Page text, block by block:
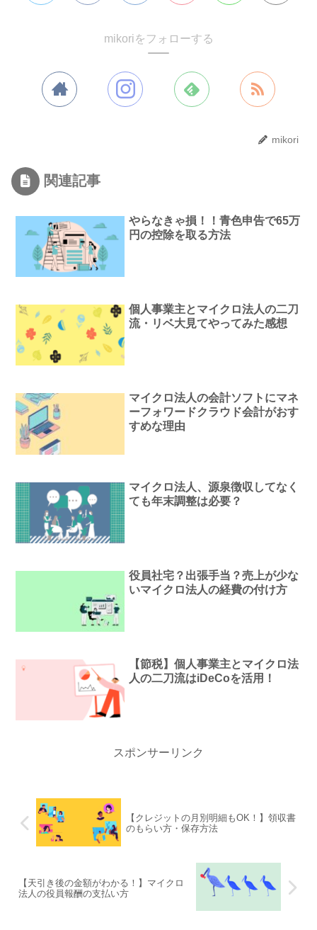
mikoriをフォローする
mikori
関連記事
やらなきゃ損！！青色申告で65万
円の控除を取る方法
個人事業主とマイクロ法人の二刀
流・リベ大見てやってみた感想
マイクロ法人の会計ソフトにマネ
ーフォワードクラウド会計がおす
すめな理由
マイクロ法人、源泉徴収してなく
ても年末調整は必要？
役員社宅？出張手当？売上が少な
いマイクロ法人の経費の付け方
【節税】個人事業主とマイクロ法
人の二刀流はiDeCoを活用！
スポンサーリンク
【クレジットの月別明細もOK！】領収書
のもらい方・保存方法
【天引き後の金額がわかる！】マイクロ
法人の役員報酬の支払い方